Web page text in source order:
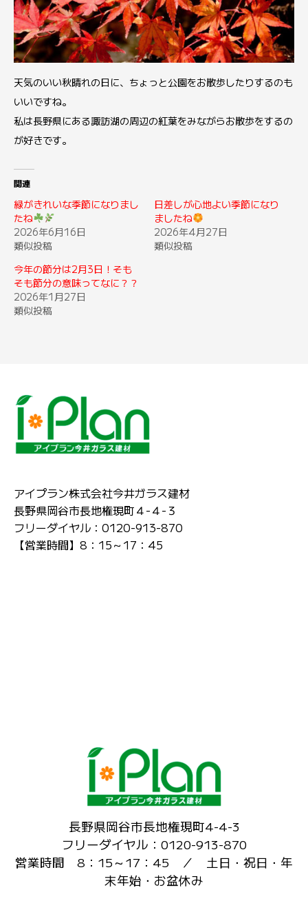
天気のいい秋晴れの日に、ちょっと公園をお散歩したりするのも
いいですね。
私は長野県にある諏訪湖の周辺の紅葉をみながらお散歩をするの
が好きです。
関連
緑がきれいな季節になりまし
たね
2026年6月16日
類似投稿
日差しが心地よい季節になり
ましたね
2026年4月27日
類似投稿
今年の節分は2月3日！そも
そも節分の意味ってなに？？
2026年1月27日
類似投稿
アイプラン株式会社今井ガラス建材
長野県岡谷市長地権現町４-４-３
フリーダイヤル：0120-913-870
【営業時間】8：15～17：45
長野県岡谷市長地権現町4-4-3
フリーダイヤル：0120-913-870
営業時間 8：15～17：45 ／ 土日・祝日・年
末年始・お盆休み